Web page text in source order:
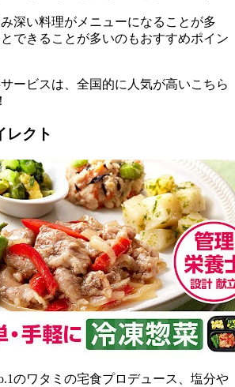
深い料理がメニューになることが多
できることが多いのもおすすめポイン
ービスは、全国的に人気が高いこちら
レクト
のワタミの宅食プロデュース、塩分や